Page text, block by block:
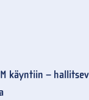
käyntiin –